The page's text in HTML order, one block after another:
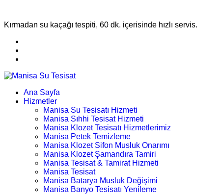
Kırmadan su kaçağı tespiti, 60 dk. içerisinde hızlı servis.
Ana Sayfa
Hizmetler
Manisa Su Tesisatı Hizmeti
Manisa Sıhhi Tesisat Hizmeti
Manisa Klozet Tesisatı Hizmetlerimiz
Manisa Petek Temizleme
Manisa Klozet Sifon Musluk Onarımı
Manisa Klozet Şamandıra Tamiri
Manisa Tesisat & Tamirat Hizmeti
Manisa Tesisat
Manisa Batarya Musluk Değişimi
Manisa Banyo Tesisatı Yenileme